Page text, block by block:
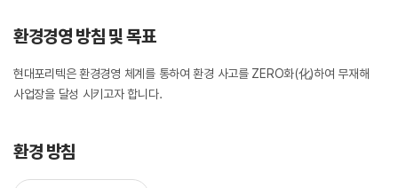
환경경영 방침 및 목표
현대포리텍은 환경경영 체계를 통하여 환경 사고를 ZERO화(化)하여 무재해
사업장을 달성 시키고자 합니다.
환경 방침